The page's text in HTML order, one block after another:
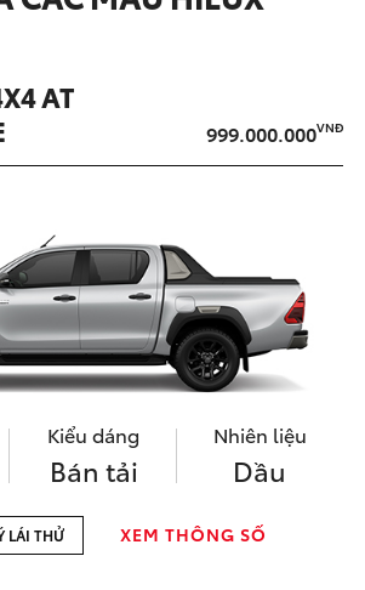
AT
999.000.000VNĐ
Kiểu dáng
Bán tải
Nhiên liệu
Dầu
LÁI THỬ XEM THÔNG SỐ